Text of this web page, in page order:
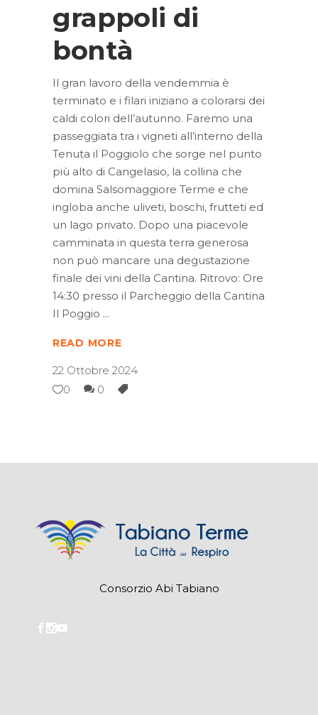
grappoli di
bontà
Il gran lavoro della vendemmia è
terminato e i filari iniziano a colorarsi dei
caldi colori dell’autunno. Faremo una
passeggiata tra i vigneti all’interno della
Tenuta il Poggiolo che sorge nel punto
più alto di Cangelasio, la collina che
domina Salsomaggiore Terme e che
ingloba anche uliveti, boschi, frutteti ed
un lago privato. Dopo una piacevole
camminata in questa terra generosa
non può mancare una degustazione
finale dei vini della Cantina. Ritrovo: Ore
14:30 presso il Parcheggio della Cantina
Il Poggio
READ MORE
22 Ottobre 2024
0
0
Consorzio Abi Tabiano